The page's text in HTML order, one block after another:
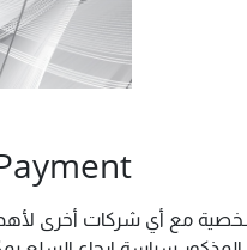
مع أي شركات أخرى